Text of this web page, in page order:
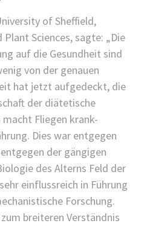
of Sheffield,
Sciences, sagte: „Die
auf die Gesundheit sind
von der genauen
hat jetzt aufgedeckt, die
der diätetische
Fliegen krank-
Dies war entgegen
der gängigen
des Alterns Feld der
einflussreich in Führung
Forschung.
breiteren Verständnis